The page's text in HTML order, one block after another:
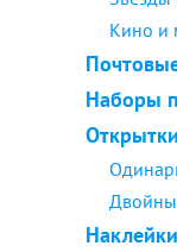
Кино и
Наборы